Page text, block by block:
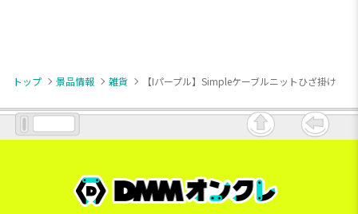
トップ 景品情報 雑貨 【Iパープル】Simpleケーブルニットひざ掛け